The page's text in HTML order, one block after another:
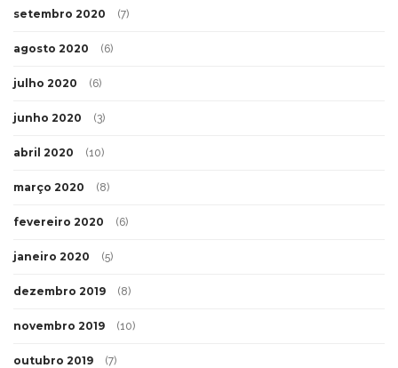
setembro 2020 (7)
agosto 2020 (6)
julho 2020 (6)
junho 2020 (3)
abril 2020 (10)
março 2020 (8)
fevereiro 2020 (6)
janeiro 2020 (5)
dezembro 2019 (8)
novembro 2019 (10)
outubro 2019 (7)